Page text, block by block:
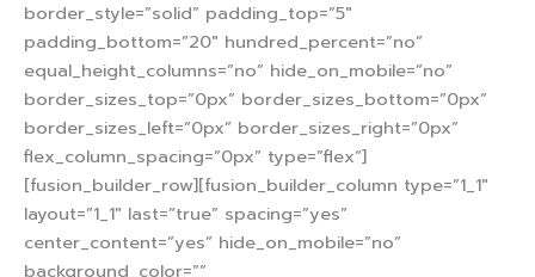
border_style=”solid” padding_top=”5″
padding_bottom=”20″ hundred_percent=”no”
equal_height_columns=”no” hide_on_mobile=”no”
border_sizes_top=”0px” border_sizes_bottom=”0px”
border_sizes_left=”0px” border_sizes_right=”0px”
flex_column_spacing=”0px” type=”flex”]
[fusion_builder_row][fusion_builder_column type=”1_1″
layout=”1_1″ last=”true” spacing=”yes”
center_content=”yes” hide_on_mobile=”no”
background_color=””